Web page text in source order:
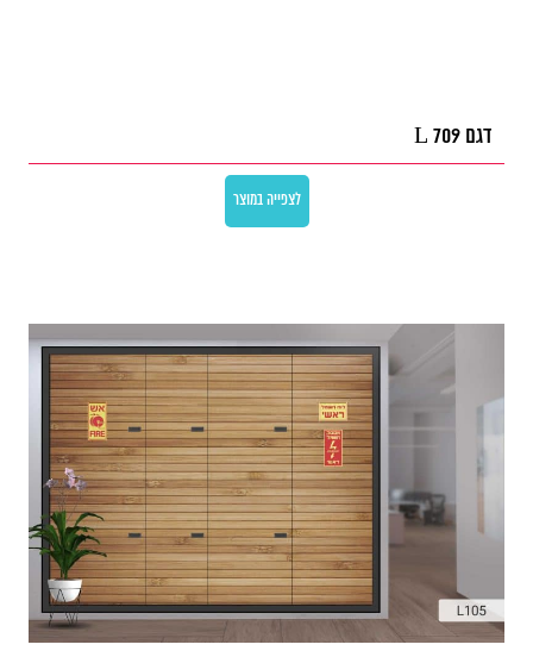
דגם L 709
לצפייה במוצר